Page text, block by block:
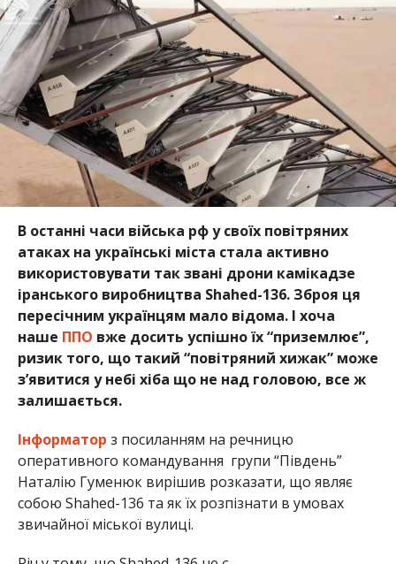
В останні часи війська рф у своїх повітряних
атаках на українські міста стала активно
використовувати так звані дрони камікадзе
іранського виробництва Shahed-136. Зброя ця
пересічним українцям мало відома. І хоча
наше ППО вже досить успішно їх “приземлює”,
ризик того, що такий “повітряний хижак” може
з’явитися у небі хіба що не над головою, все ж
залишається.
Інформатор з посиланням на речницю
оперативного командування групи “Південь”
Наталію Гуменюк вирішив розказати, що являє
собою Shahed-136 та як їх розпізнати в умовах
звичайної міської вулиці.